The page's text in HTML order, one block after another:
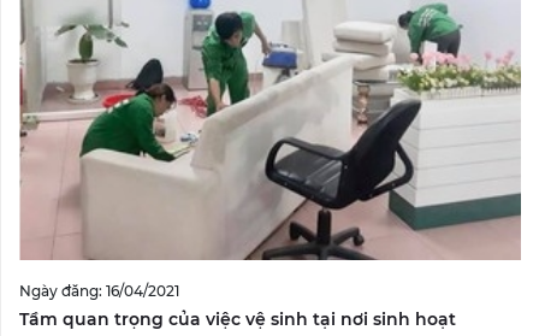
Ngày đăng: 16/04/2021
Tầm quan trọng của việc vệ sinh tại nơi sinh hoạt